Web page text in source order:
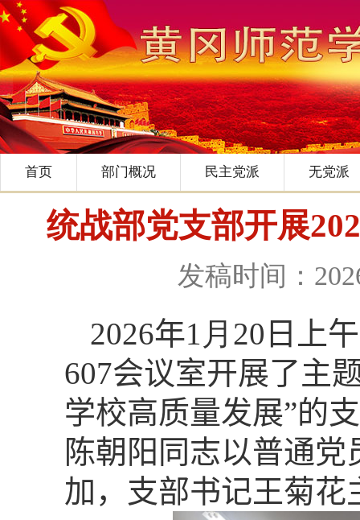
首页 部门概况 民主党派 无党派
统战部党支部开展
发稿时间：
2026年1 月 20 日 上
607会议室开展了主
学校高质量发展”的
陈朝阳同志以普通
加，支部书记王菊花